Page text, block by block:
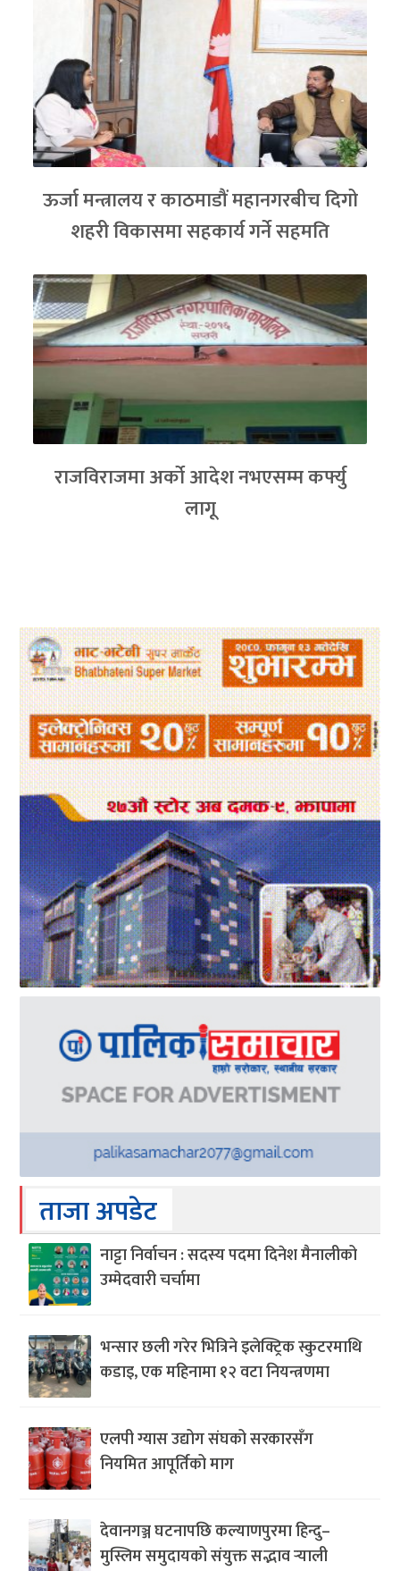
ऊर्जा मन्त्रालय र काठमाडौं महानगरबीच दिगो
शहरी विकासमा सहकार्य गर्ने सहमति
राजविराजमा अर्को आदेश नभएसम्म कर्फ्यु
लागू
ताजा अपडेट
नाट्टा निर्वाचन : सदस्य पदमा दिनेश मैनालीको
उम्मेदवारी चर्चामा
भन्सार छली गरेर भित्रिने इलेक्ट्रिक स्कुटरमाथि
कडाइ, एक महिनामा १२ वटा नियन्त्रणमा
एलपी ग्यास उद्योग संघको सरकारसँग
नियमित आपूर्तिको माग
देवानगञ्ज घटनापछि कल्याणपुरमा हिन्दु–
मुस्लिम समुदायको संयुक्त सद्भाव र्‍याली